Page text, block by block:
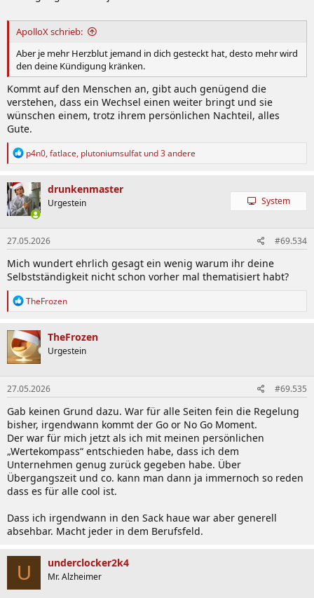
ApolloX schrieb:
Aber je mehr Herzblut jemand in dich gesteckt hat, desto mehr wird
den deine Kündigung kränken.
Kommt auf den Menschen an, gibt auch genügend die
verstehen, dass ein Wechsel einen weiter bringt und sie
wünschen einem, trotz ihrem persönlichen Nachteil, alles
Gute.
R
t
i
o
n
e
n
:
p4n0, fatlace, plutoniumsulfat und 3 andere
drunkenmaster
Urgestein System
27.05.2026 #69.534
Mich wundert ehrlich gesagt ein wenig warum ihr deine
Selbstständigkeit nicht schon vorher mal thematisiert habt?
R
k
t
i
o
n
e
n
TheFrozen
TheFrozen
Urgestein
27.05.2026 #69.535
Gab keinen Grund dazu. War für alle Seiten fein die Regelung
bisher, irgendwann kommt der Go or No Go Moment.
Der war für mich jetzt als ich mit meinen persönlichen
„Wertekompass“ entschieden habe, dass ich dem
Unternehmen genug zurück gegeben habe. Über
Übergangszeit und co. kann man dann ja immernoch so reden
dass es für alle cool ist.
Dass ich irgendwann in den Sack haue war aber generell
absehbar. Macht jeder in dem Berufsfeld.
U underclocker2k4
Mr. Alzheimer